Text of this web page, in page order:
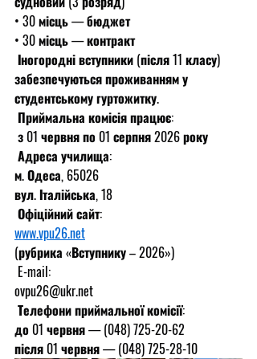
• 30 місць — бюджет
• 30 місць — контракт
Іногородні вступники (після 11 класу)
забезпечуються проживанням у
студентському гуртожитку.
Приймальна комісія працює:
з 01 червня по 01 серпня 2026 року
Адреса училища:
м. Одеса, 65026
вул. Італійська, 18
Офіційний сайт:
www.vpu26.net
(рубрика «Вступнику – 2026»)
E-mail:
ovpu26@ukr.net
Телефони приймальної комісії:
до 01 червня — (048) 725-20-62
після 01 червня — (048) 725-28-10